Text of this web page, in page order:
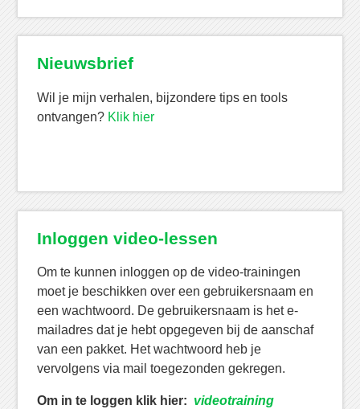
Nieuwsbrief
Wil je mijn verhalen, bijzondere tips en tools
ontvangen? Klik hier
Inloggen video-lessen
Om te kunnen inloggen op de video-trainingen
moet je beschikken over een gebruikersnaam en
een wachtwoord. De gebruikersnaam is het e-
mailadres dat je hebt opgegeven bij de aanschaf
van een pakket. Het wachtwoord heb je
vervolgens via mail toegezonden gekregen.
Om in te loggen klik hier: videotraining